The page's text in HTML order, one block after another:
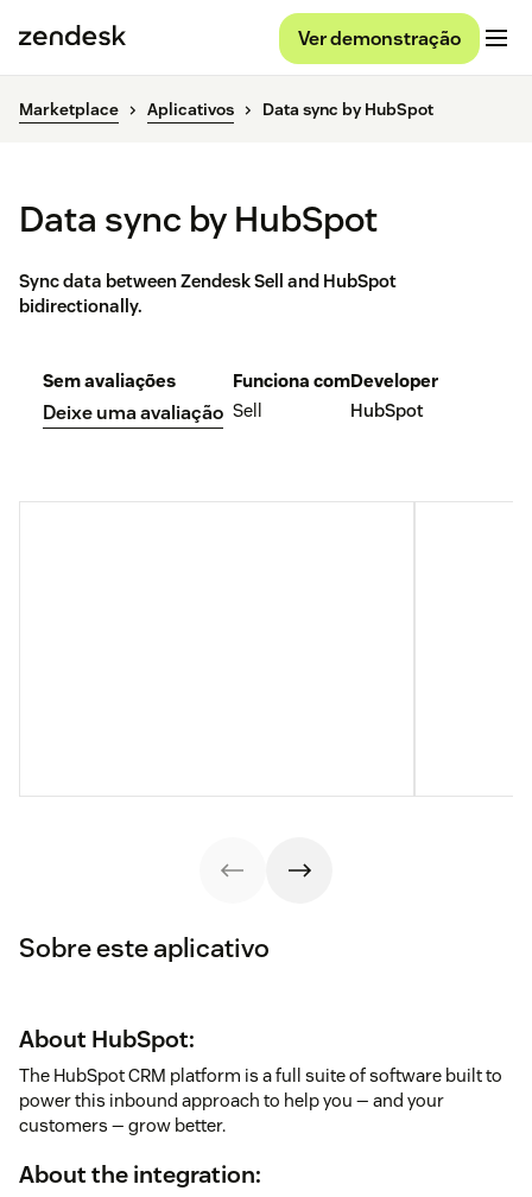
Ver demonstração
Marketplace Aplicativos Data sync by HubSpot
Data sync by HubSpot
Sync data between Zendesk Sell and HubSpot
bidirectionally.
Sem avaliações
Deixe uma avaliação
Funciona com
Sell
Developer
HubSpot
Sobre este aplicativo
About HubSpot:
The HubSpot CRM platform is a full suite of software built to
power this inbound approach to help you — and your
customers — grow better.
About the integration: